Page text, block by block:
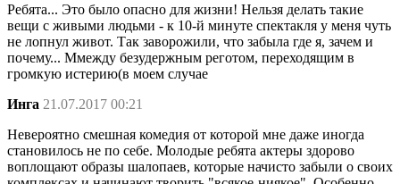
Ребята... Это было опасно для жизни! Нельзя делать такие
вещи с живыми людьми - к 10-й минуте спектакля у меня чуть
не лопнул живот. Так заворожили, что забыла где я, зачем и
почему... Ммежду безудержным реготом, переходящим в
громкую истерию(в моем случае
Инга 21.07.2017 00:21
Невероятно смешная комедия от которой мне даже иногда
становилось не по себе. Молодые ребята актеры здорово
воплощают образы шалопаев, которые начисто забыли о своих